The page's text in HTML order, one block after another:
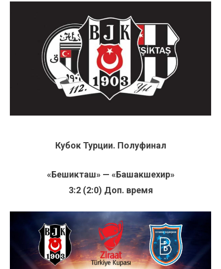
Кубок Турции. Полуфинал
«Бешикташ» — «Башакшехир»
3:2 (2:0) Доп. время